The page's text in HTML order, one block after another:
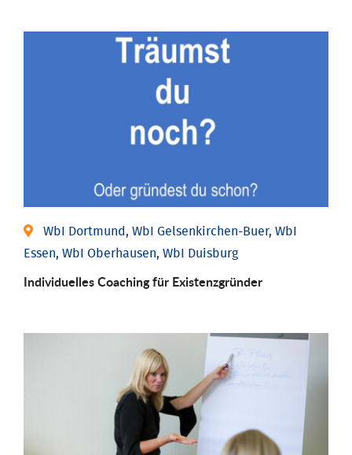
WbI Dortmund, WbI Gelsenkirchen-Buer, WbI
Essen, WbI Oberhausen, WbI Duisburg
Individu­elles Coaching für Existenz­gründer